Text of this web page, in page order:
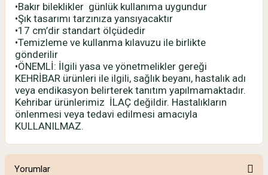
•Bakır bileklikler günlük kullanıma uygundur
•Şık tasarımı tarzınıza yansıyacaktır
•17 cm’dir standart ölçüdedir
•Temizleme ve kullanma kılavuzu ile birlikte
gönderilir
•ÖNEMLİ: İlgili yasa ve yönetmelikler gereği
KEHRİBAR ürünleri ile ilgili, sağlık beyanı, hastalık adı
veya endikasyon belirterek tanıtım yapılmamaktadır.
Kehribar ürünlerimiz İLAÇ değildir. Hastalıkların
önlenmesi veya tedavi edilmesi amacıyla
KULLANILMAZ.
Yorumlar